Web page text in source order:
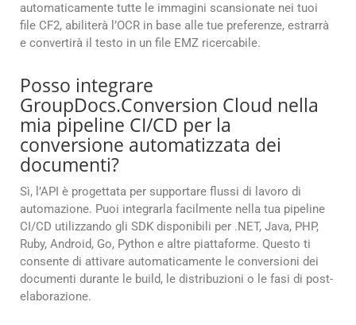
automaticamente tutte le immagini scansionate nei tuoi
file CF2, abiliterà l’OCR in base alle tue preferenze, estrarrà
e convertirà il testo in un file EMZ ricercabile.
Posso integrare
GroupDocs.Conversion Cloud nella
mia pipeline CI/CD per la
conversione automatizzata dei
documenti?
Sì, l’API è progettata per supportare flussi di lavoro di
automazione. Puoi integrarla facilmente nella tua pipeline
CI/CD utilizzando gli SDK disponibili per .NET, Java, PHP,
Ruby, Android, Go, Python e altre piattaforme. Questo ti
consente di attivare automaticamente le conversioni dei
documenti durante le build, le distribuzioni o le fasi di post-
elaborazione.